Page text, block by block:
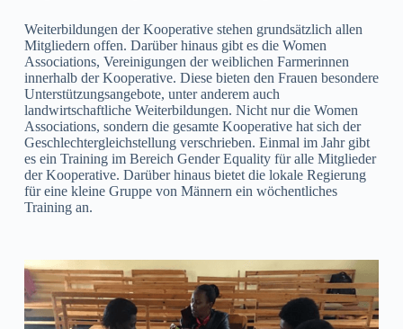
Weiterbildungen der Kooperative stehen grundsätzlich allen
Mitgliedern offen. Darüber hinaus gibt es die Women
Associations, Vereinigungen der weiblichen Farmerinnen
innerhalb der Kooperative. Diese bieten den Frauen besondere
Unterstützungsangebote, unter anderem auch
landwirtschaftliche Weiterbildungen. Nicht nur die Women
Associations, sondern die gesamte Kooperative hat sich der
Geschlechtergleichstellung verschrieben. Einmal im Jahr gibt
es ein Training im Bereich Gender Equality für alle Mitglieder
der Kooperative. Darüber hinaus bietet die lokale Regierung
für eine kleine Gruppe von Männern ein wöchentliches
Training an.